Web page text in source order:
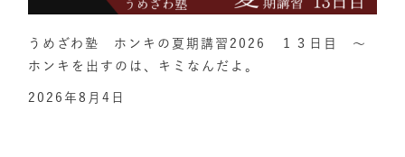
うめざわ塾 ホンキの夏期講習2026 １３日目 ～
ホンキを出すのは、キミなんだよ。
2026年8月4日